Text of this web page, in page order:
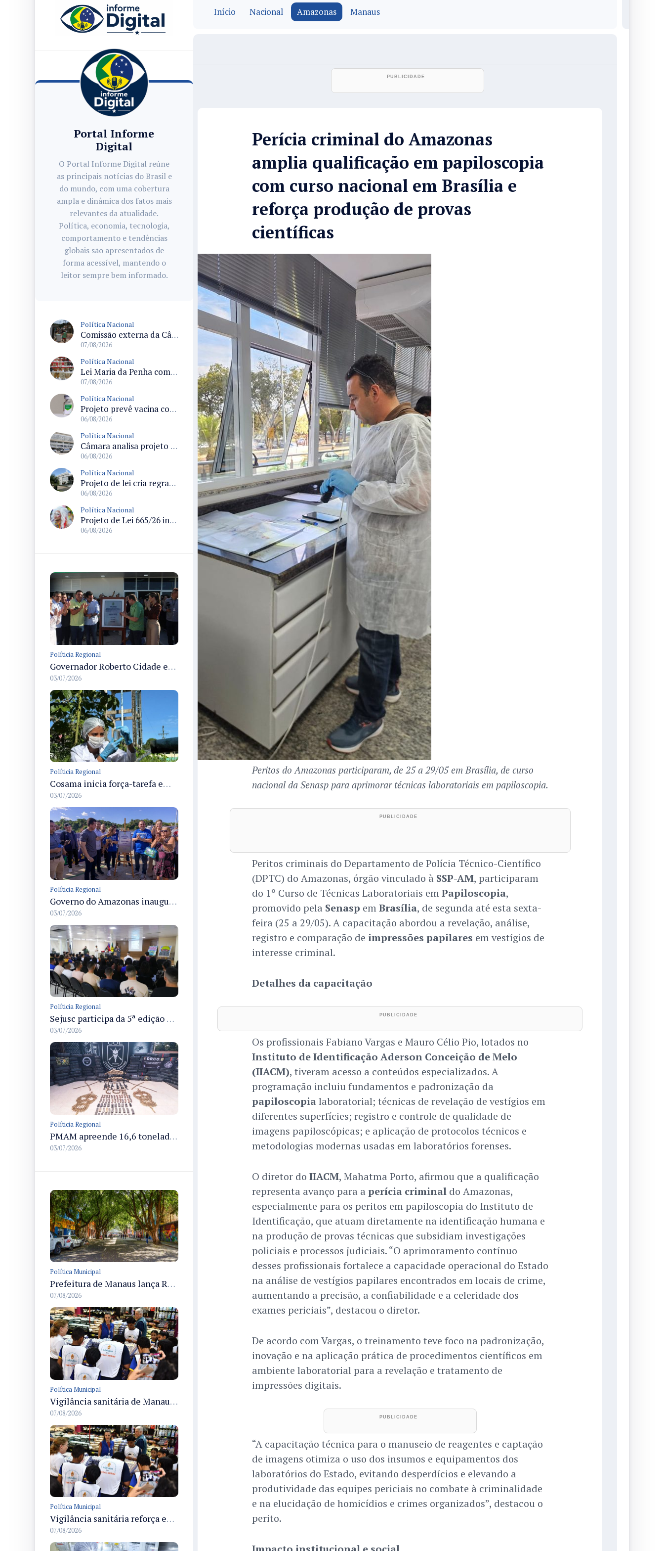
Portal Informe
Digital
O Portal Informe Digital reúne
as principais notícias do Brasil e
do mundo, com uma cobertura
ampla e dinâmica dos fatos mais
relevantes da atualidade.
Política, economia, tecnologia,
comportamento e tendências
globais são apresentados de
forma acessível, mantendo o
leitor sempre bem informado.
Política Nacional
Comissão externa da Câmara convoca audiência pública sobre chuvas na Zona da Mata de Minas Gerais e impactos em Juiz de Fora
07/08/2026
Política Nacional
Lei Maria da Penha completa 20 anos consolidada como norma de proteção e medidas protetivas no Brasil
07/08/2026
Política Nacional
Projeto prevê vacina contra HPV obrigatória e testes moleculares para rastreamento do câncer do colo do útero
06/08/2026
Política Nacional
Câmara analisa projeto que cria Política Nacional de Qualificação e Valorização da Preceptoria na Residência Médica
06/08/2026
Política Nacional
Projeto de lei cria regras para punir litigância abusiva reversa e integrar sistemas do Judiciário
06/08/2026
Política Nacional
Projeto de Lei 665/26 institui política nacional para prevenção ao transfeminicídio e prevê medidas de proteção e reparação
06/08/2026
Políticia Regional
Governador Roberto Cidade entrega readequação do ambulatório da FCecon e amplia capacidade de atendimento oncológico em Manaus
03/07/2026
Políticia Regional
Cosama inicia força-tarefa em Anamã para fortalecer abastecimento de água e segurança hídrica da população
03/07/2026
Políticia Regional
Governo do Amazonas inaugura primeiro Castramóvel Fluvial para atendimento veterinário às comunidades ribeirinhas e castração gratuita
03/07/2026
Políticia Regional
Sejusc participa da 5ª edição do Caminhos Literários com foco na cultura hip-hop nas unidades socioeducativas
03/07/2026
Políticia Regional
PMAM apreende 16,6 toneladas de entorpecentes e registra aumento nas prisões em flagrante e nas capturas de foragidos no primeiro semestre de 2026
03/07/2026
Política Municipal
Prefeitura de Manaus lança Rua Gastronômica preservando as 17 árvores da Ferreira Pena no Centro
07/08/2026
Política Municipal
Vigilância sanitária de Manaus encerra Semana da Vigilância com painel para médicos recém-formados e projeto Fiscal Mirim
07/08/2026
Política Municipal
Vigilância sanitária reforça educação e formação de médicos em Manaus na Semana da Vigilância 2026
07/08/2026
Início Nacional Amazonas Manaus
Perícia criminal do Amazonas
amplia qualificação em papiloscopia
com curso nacional em Brasília e
reforça produção de provas
científicas
Peritos do Amazonas participaram, de 25 a 29/05 em Brasília, de curso
nacional da Senasp para aprimorar técnicas laboratoriais em papiloscopia.
Peritos criminais do Departamento de Polícia Técnico-Científico
(DPTC) do Amazonas, órgão vinculado à SSP-AM, participaram
do 1º Curso de Técnicas Laboratoriais emPapiloscopia,
promovido pela Senasp emBrasília, de segunda até esta sexta-
feira (25 a 29/05). A capacitação abordou a revelação, análise,
registro e comparação de impressões papilares em vestígios de
interesse criminal.
Detalhes da capacitação
Os profissionais Fabiano Vargas e Mauro Célio Pio, lotados no
Instituto de Identificação Aderson Conceição de Melo
(IIACM), tiveram acesso a conteúdos especializados. A
programação incluiu fundamentos e padronização da
papiloscopialaboratorial; técnicas de revelação de vestígios em
diferentes superfícies; registro e controle de qualidade de
imagens papiloscópicas; e aplicação de protocolos técnicos e
metodologias modernas usadas em laboratórios forenses.
O diretor do IIACM, Mahatma Porto, afirmou que a qualificação
representa avanço para a perícia criminaldo Amazonas,
especialmente para os peritos em papiloscopia do Instituto de
Identificação, que atuam diretamente na identificação humana e
na produção de provas técnicas que subsidiam investigações
policiais e processos judiciais. “O aprimoramento contínuo
desses profissionais fortalece a capacidade operacional do Estado
na análise de vestígios papilares encontrados em locais de crime,
aumentando a precisão, a confiabilidade e a celeridade dos
exames periciais”, destacou o diretor.
De acordo com Vargas, o treinamento teve foco na padronização,
inovação e na aplicação prática de procedimentos científicos em
ambiente laboratorial para a revelação e tratamento de
impressões digitais.
“A capacitação técnica para o manuseio de reagentes e captação
de imagens otimiza o uso dos insumos e equipamentos dos
laboratórios do Estado, evitando desperdícios e elevando a
produtividade das equipes periciais no combate à criminalidade
e na elucidação de homicídios e crimes organizados”, destacou o
perito.